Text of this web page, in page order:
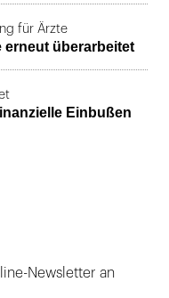
für Ärzte
erneut überarbeitet
Einbußen
Newsletter an